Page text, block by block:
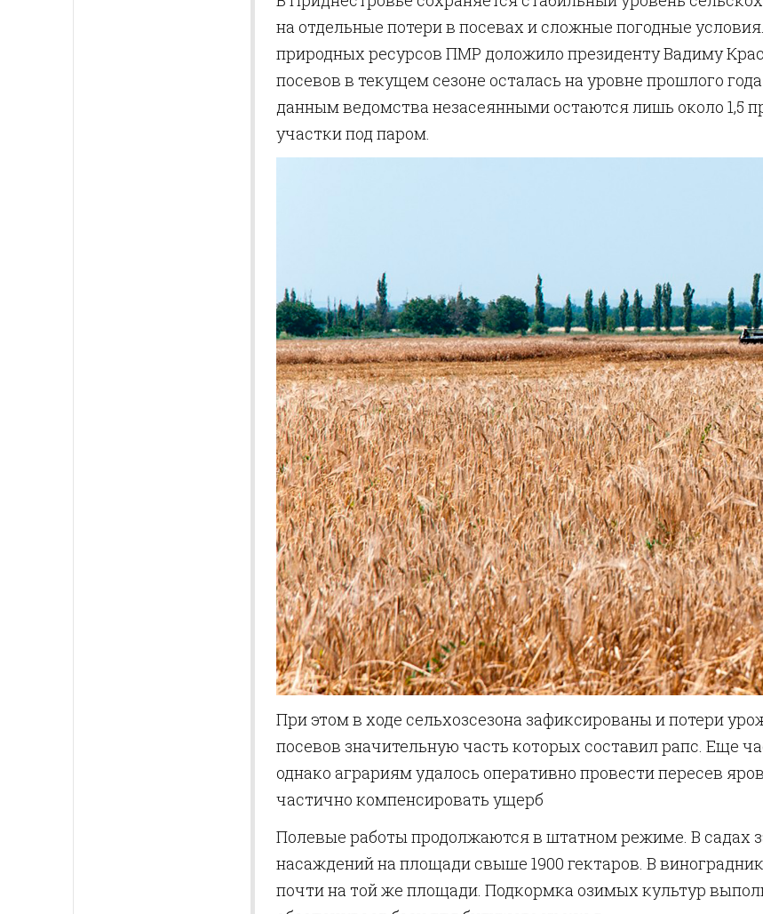
на отдельные потери в посевах и сложные погодные
природных ресурсов ПМР доложило президенту Вадиму
посевов в текущем сезоне осталась на уровне прошлого
данным ведомства незасеянными остаются лишь около 1,5
участки под паром.
При этом в ходе сельхозсезона зафиксированы и потери
посевов значительную часть которых составил рапс. Еще
однако аграриям удалось оперативно провести пересев
частично компенсировать ущерб
Полевые работы продолжаются в штатном режиме. В садах
насаждений на площади свыше 1900 гектаров. В
почти на той же площади. Подкормка озимых культур